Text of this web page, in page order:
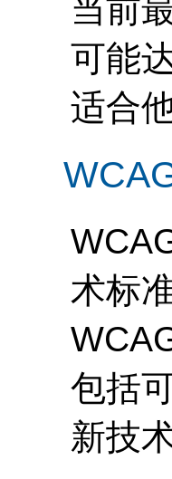
当前
可能
适合
术标
包括
新技